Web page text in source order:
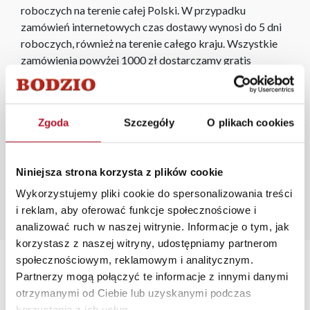
Zgoda Szczegóły O plikach cookies
Niniejsza strona korzysta z plików cookie
Wykorzystujemy pliki cookie do spersonalizowania treści
i reklam, aby oferować funkcje społecznościowe i
analizować ruch w naszej witrynie. Informacje o tym, jak
korzystasz z naszej witryny, udostępniamy partnerom
społecznościowym, reklamowym i analitycznym.
Partnerzy mogą połączyć te informacje z innymi danymi
otrzymanymi od Ciebie lub uzyskanymi podczas
roboczych na terenie całej Polski. W przypadku
zamówień internetowych czas dostawy wynosi do 5 dni
roboczych, również na terenie całego kraju. Wszystkie
zamówienia powyżej 1000 zł dostarczamy gratis
niezależnie od miejsca złożenia zamówienia.
Rzeczywiste kolory i struktura materiałów mogą różnić
Popularne wyszukiwania:
szafka narożna| biurko dwuosobowe|kanapy narożne z
funkcją spania|taborety kuchenne drewniane białe
amerykanka jednoosobowa